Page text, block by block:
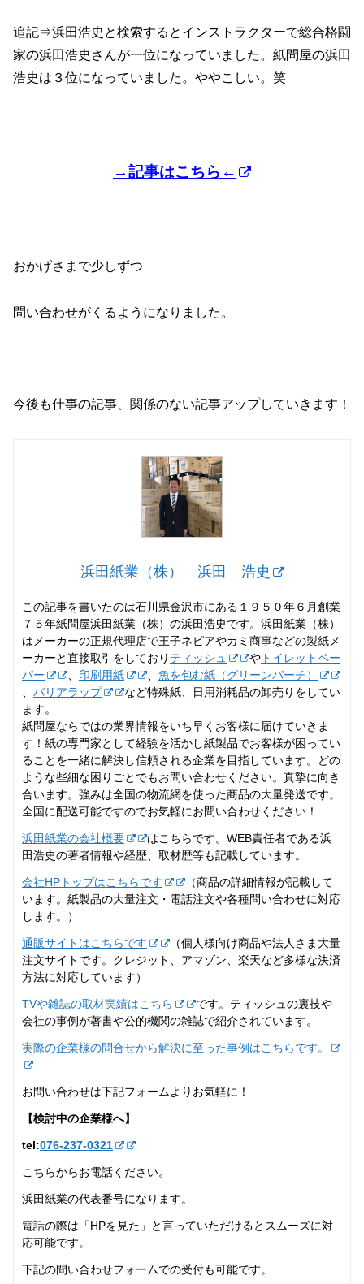
追記⇒浜田浩史と検索するとインストラクターで総合格闘
家の浜田浩史さんが一位になっていました。紙問屋の浜田
浩史は３位になっていました。ややこしい。笑
→記事はこちら←
おかげさまで少しずつ
問い合わせがくるようになりました。
今後も仕事の記事、関係のない記事アップしていきます！
浜田紙業（株） 浜田 浩史
この記事を書いたのは石川県金沢市にある１９５０年６月創業
７５年紙問屋浜田紙業（株）の浜田浩史です。浜田紙業（株）
はメーカーの正規代理店で王子ネピアやカミ商事などの製紙メ
ーカーと直接取引をしており ティッシュ や トイレットペー
パー
印刷用紙
魚を包む紙（グリーンパーチ）
バリアラップ
など特殊紙、日用消耗品の卸売りをしてい
ます。
紙問屋ならではの業界情報をいち早くお客様に届けていきま
す！紙の専門家として経験を活かし紙製品でお客様が困ってい
ることを一緒に解決し信頼される企業を目指しています。どの
ような些細な困りごとでもお問い合わせください。真摯に向き
合います。強みは全国の物流網を使った商品の大量発送です。
全国に配送可能ですのでお気軽にお問い合わせください！
浜田紙業の会社概要
はこちらです。WEB責任者である浜
田浩史の著者情報や経歴、取材歴等も記載しています。
会社HPトップはこちらです
（商品の詳細情報が記載して
います。紙製品の大量注文・電話注文や各種問い合わせに対応
します。）
通販サイトはこちらです
（個人様向け商品や法人さま大量
注文サイトです。クレジット、アマゾン、楽天など多様な決済
方法に対応しています）
TVや雑誌の取材実績はこちら
です。ティッシュの裏技や
会社の事例が著書や公的機関の雑誌で紹介されています。
実際の企業様の問合せから解決に至った事例はこちらです。
お問い合わせは下記フォームよりお気軽に！
【検討中の企業様へ】
tel:076-237‐0321
こちらからお電話ください。
浜田紙業の代表番号になります。
電話の際は「HPを見た」と言っていただけるとスムーズに対
応可能です。
下記の問い合わせフォームでの受付も可能です。